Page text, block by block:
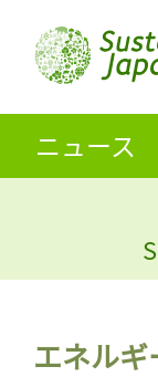
ニュース
エネル